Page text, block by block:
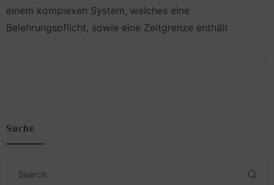
einem komplexen System, welches eine
Belehrungspflicht, sowie eine Zeitgrenze enthält
Suche